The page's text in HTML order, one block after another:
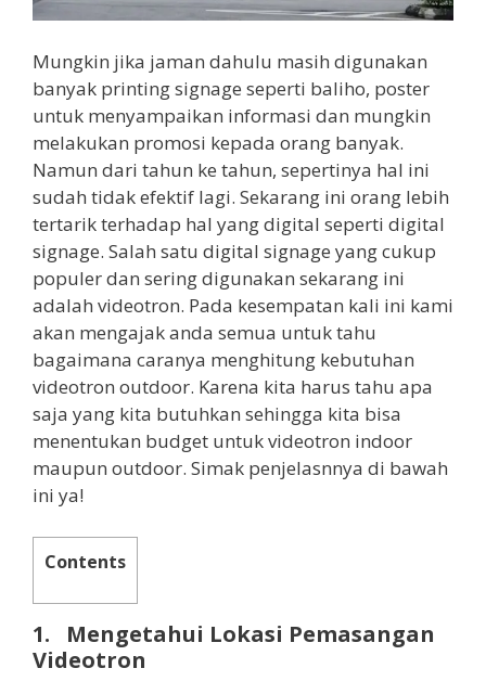
Mungkin jika jaman dahulu masih digunakan
banyak printing signage seperti baliho, poster
untuk menyampaikan informasi dan mungkin
melakukan promosi kepada orang banyak.
Namun dari tahun ke tahun, sepertinya hal ini
sudah tidak efektif lagi. Sekarang ini orang lebih
tertarik terhadap hal yang digital seperti digital
signage. Salah satu digital signage yang cukup
populer dan sering digunakan sekarang ini
adalah videotron. Pada kesempatan kali ini kami
akan mengajak anda semua untuk tahu
bagaimana caranya menghitung kebutuhan
videotron outdoor. Karena kita harus tahu apa
saja yang kita butuhkan sehingga kita bisa
menentukan budget untuk videotron indoor
maupun outdoor. Simak penjelasnnya di bawah
ini ya!
Contents
1. Mengetahui Lokasi Pemasangan
Videotron